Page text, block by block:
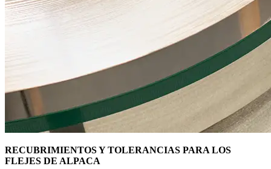
RECUBRIMIENTOS Y TOLERANCIAS PARA LOS
FLEJES DE ALPACA